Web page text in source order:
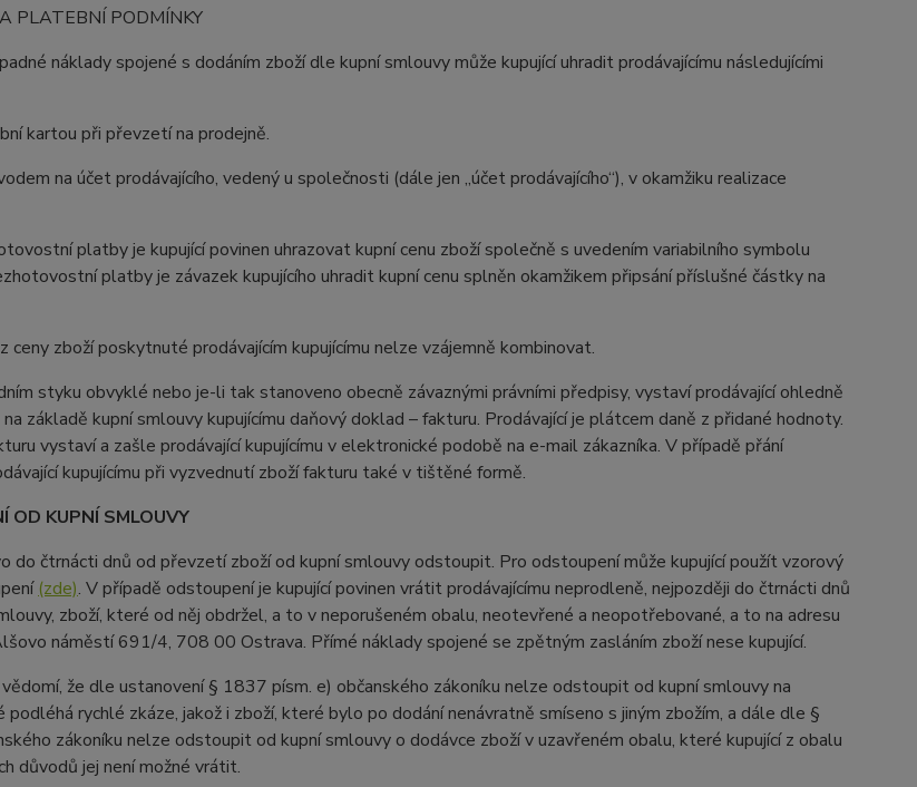
PLATEBNÍ PODMÍNKY
náklady spojené s dodáním zboží dle kupní smlouvy může kupující uhradit prodávajícímu následujícími
kartou při převzetí na prodejně.
na účet prodávajícího, vedený u společnosti (dále jen „účet prodávajícího“), v okamžiku realizace
platby je kupující povinen uhrazovat kupní cenu zboží společně s uvedením variabilního symbolu
platby je závazek kupujícího uhradit kupní cenu splněn okamžikem připsání příslušné částky na
ceny zboží poskytnuté prodávajícím kupujícímu nelze vzájemně kombinovat.
styku obvyklé nebo je-li tak stanoveno obecně závaznými právními předpisy, vystaví prodávající ohledně
základě kupní smlouvy kupujícímu daňový doklad – fakturu. Prodávající je plátcem daně z přidané hodnoty.
vystaví a zašle prodávající kupujícímu v elektronické podobě na e-mail zákazníka. V případě přání
kupujícímu při vyzvednutí zboží fakturu také v tištěné formě.
OD KUPNÍ SMLOUVY
do čtrnácti dnů od převzetí zboží od kupní smlouvy odstoupit. Pro odstoupení může kupující použít vzorový
(zde). V případě odstoupení je kupující povinen vrátit prodávajícímu neprodleně, nejpozději do čtrnácti dnů
zboží, které od něj obdržel, a to v neporušeném obalu, neotevřené a neopotřebované, a to na adresu
náměstí 691/4, 708 00 Ostrava. Přímé náklady spojené se zpětným zasláním zboží nese kupující.
vědomí, že dle ustanovení § 1837 písm. e) občanského zákoníku nelze odstoupit od kupní smlouvy na
podléhá rychlé zkáze, jakož i zboží, které bylo po dodání nenávratně smíseno s jiným zbožím, a dále dle §
zákoníku nelze odstoupit od kupní smlouvy o dodávce zboží v uzavřeném obalu, které kupující z obalu
důvodů jej není možné vrátit.